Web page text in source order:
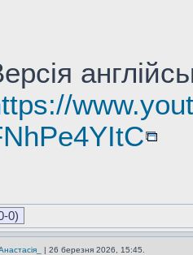
0)
| 26 березня 2026, 15:45.